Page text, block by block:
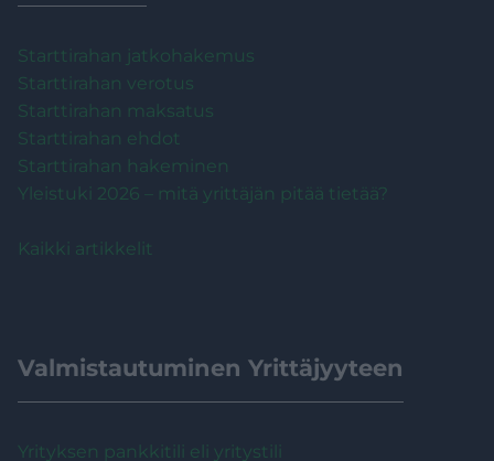
Starttirahan jatkohakemus
Starttirahan verotus
Starttirahan maksatus
Starttirahan ehdot
Starttirahan hakeminen
Yleistuki 2026 – mitä yrittäjän pitää tietää?
Kaikki artikkelit
Valmistautuminen Yrittäjyyteen
Yrityksen pankkitili eli yritystili